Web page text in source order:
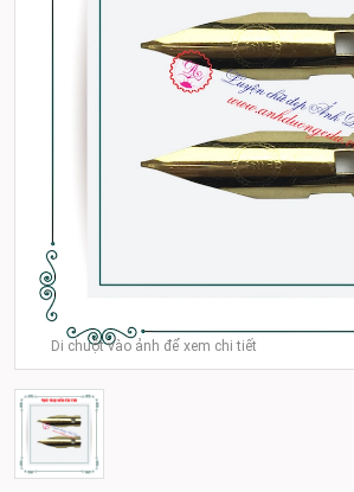
Di chuột vào ảnh để xem chi tiết